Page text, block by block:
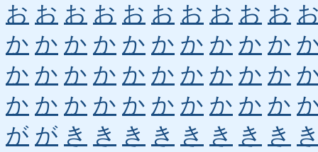
お お お お お お お お お お
か か か か か か か か か か
か か か か か か か か か か
か か か か か か か か か か
が が き き き き き き き き